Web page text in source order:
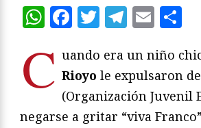
WhatsApp
Facebook
TwitterEmail
C uando era un niño
Rioyo le expulsaron de
(Organización Juvenil
negarse a gritar “viva